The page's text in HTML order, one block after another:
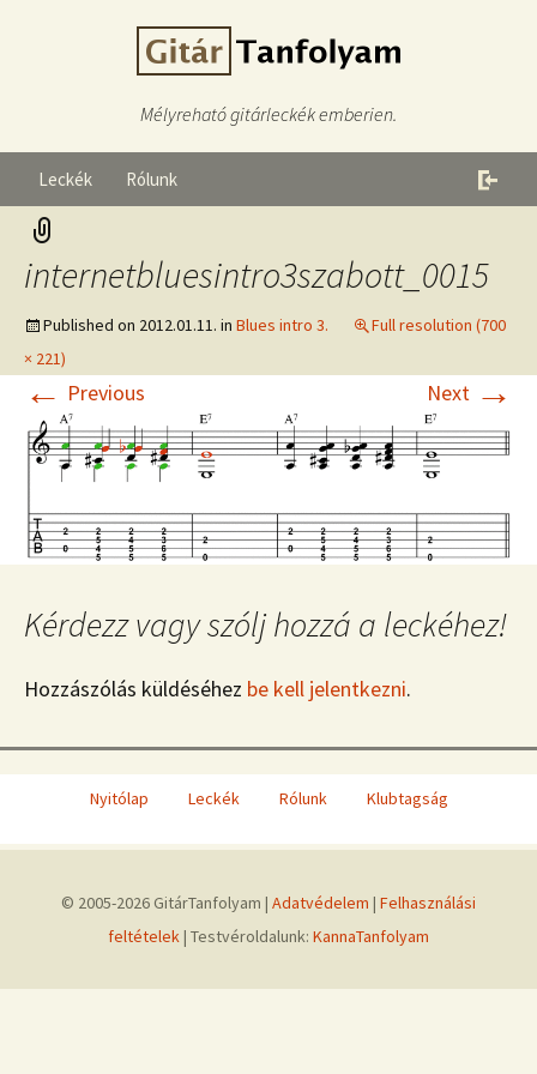
Mélyreható gitárleckék emberien.
Leckék Rólunk
internetbluesintro3szabott_0015
Published on 2012.01.11. in Blues intro 3.
Full resolution (700
× 221)
← Previous Next →
Kérdezz vagy szólj hozzá a leckéhez!
Hozzászólás küldéséhez be kell jelentkezni.
Nyitólap Leckék Rólunk Klubtagság
© 2005-2026 GitárTanfolyam | Adatvédelem | Felhasználási
feltételek| Testvéroldalunk: KannaTanfolyam